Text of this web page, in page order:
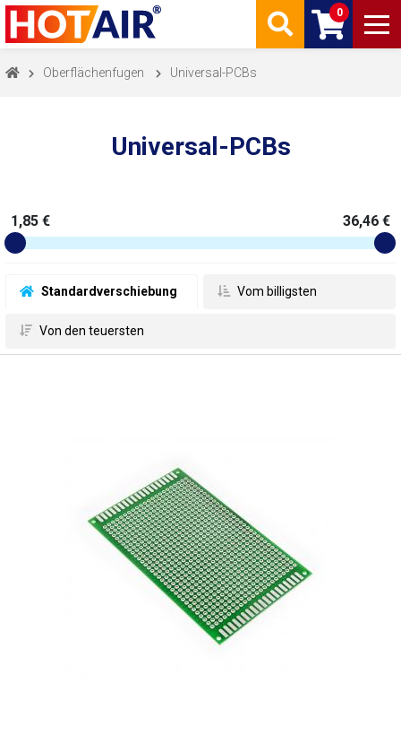
0
Oberflächenfugen Universal-PCBs
Universal-PCBs
Standardverschiebung Vom billigsten
Von den teuersten
1,85 € 36,46 €